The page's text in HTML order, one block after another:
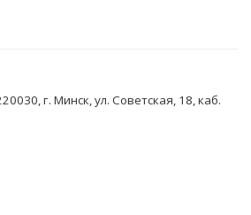
г. Минск, ул. Советская, 18, каб.